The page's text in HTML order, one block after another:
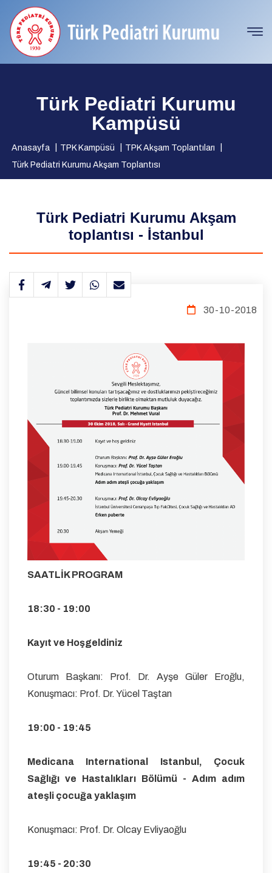
Türk Pediatri Kurumu
Kampüsü
Anasayfa TPK Kampüsü
TPK Akşam Toplantıları
Türk Pediatri Kurumu Akşam Toplantısı
Türk Pediatri Kurumu Akşam
toplantısı - İstanbul
30-10-2018
SAATLİK PROGRAM
18:30 - 19:00
Kayıt ve Hoşgeldiniz
Oturum Başkanı: Prof. Dr. Ayşe Güler Eroğlu,
Konuşmacı: Prof. Dr. Yücel Taştan
19:00 - 19:45
Medicana International Istanbul, Çocuk
Sağlığı ve Hastalıkları Bölümü - Adım adım
ateşli çocuğa yaklaşım
Konuşmacı: Prof. Dr. Olcay Evliyaoğlu
19:45 - 20:30